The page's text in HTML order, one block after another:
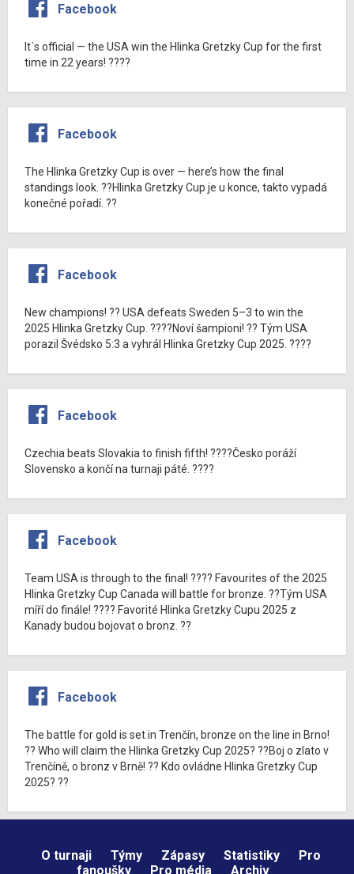
Facebook
It´s official — the USA win the Hlinka Gretzky Cup for the first
time in 22 years! ????
Facebook
The Hlinka Gretzky Cup is over — here’s how the final
standings look. ??Hlinka Gretzky Cup je u konce, takto vypadá
konečné pořadí. ??
Facebook
New champions! ?? USA defeats Sweden 5–3 to win the
2025 Hlinka Gretzky Cup. ????Noví šampioni! ?? Tým USA
porazil Švédsko 5:3 a vyhrál Hlinka Gretzky Cup 2025. ????
Facebook
Czechia beats Slovakia to finish fifth! ????Česko poráží
Slovensko a končí na turnaji páté. ????
Facebook
Team USA is through to the final! ???? Favourites of the 2025
Hlinka Gretzky Cup Canada will battle for bronze. ??Tým USA
míří do finále! ???? Favorité Hlinka Gretzky Cupu 2025 z
Kanady budou bojovat o bronz. ??
Facebook
The battle for gold is set in Trenčín, bronze on the line in Brno!
?? Who will claim the Hlinka Gretzky Cup 2025? ??Boj o zlato v
Trenčíně, o bronz v Brně! ?? Kdo ovládne Hlinka Gretzky Cup
2025? ??
O turnaji Týmy Zápasy Statistiky
Pro
fanoušky
Pro média Archiv